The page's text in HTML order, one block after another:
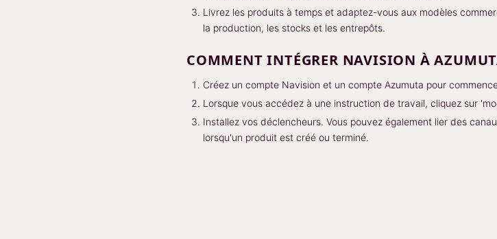
Livrez les produits à temps et adaptez-vous aux modèles
la production, les stocks et les entrepôts.
COMMENT INTÉGRER NAVISION À
Créez un compte Navision et un compte Azumuta pour
Lorsque vous accédez à une instruction de travail, cliquez sur
Installez vos déclencheurs. Vous pouvez également lier des
lorsqu'un produit est créé ou terminé.